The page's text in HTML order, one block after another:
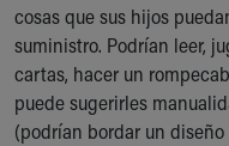
cosas que sus hijos
suministro. Podrían leer,
cartas, hacer un
puede sugerirles
(podrían bordar un